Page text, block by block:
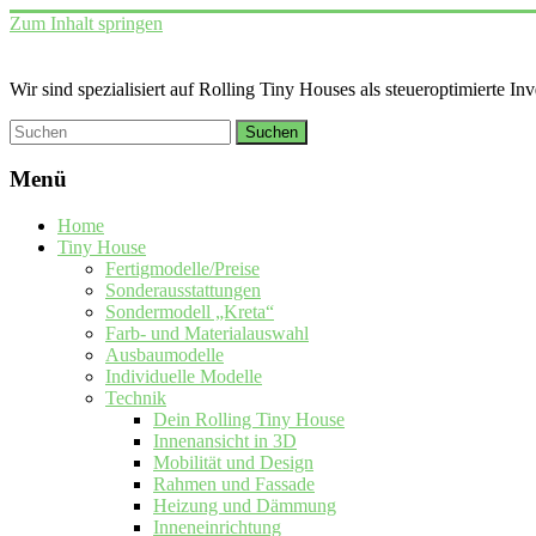
Zum Inhalt springen
Wir sind spezialisiert auf Rolling Tiny Houses als steueroptimierte
Menü
Home
Tiny House
Fertigmodelle/Preise
Sonderausstattungen
Sondermodell „Kreta“
Farb- und Materialauswahl
Ausbaumodelle
Individuelle Modelle
Technik
Dein Rolling Tiny House
Innenansicht in 3D
Mobilität und Design
Rahmen und Fassade
Heizung und Dämmung
Inneneinrichtung